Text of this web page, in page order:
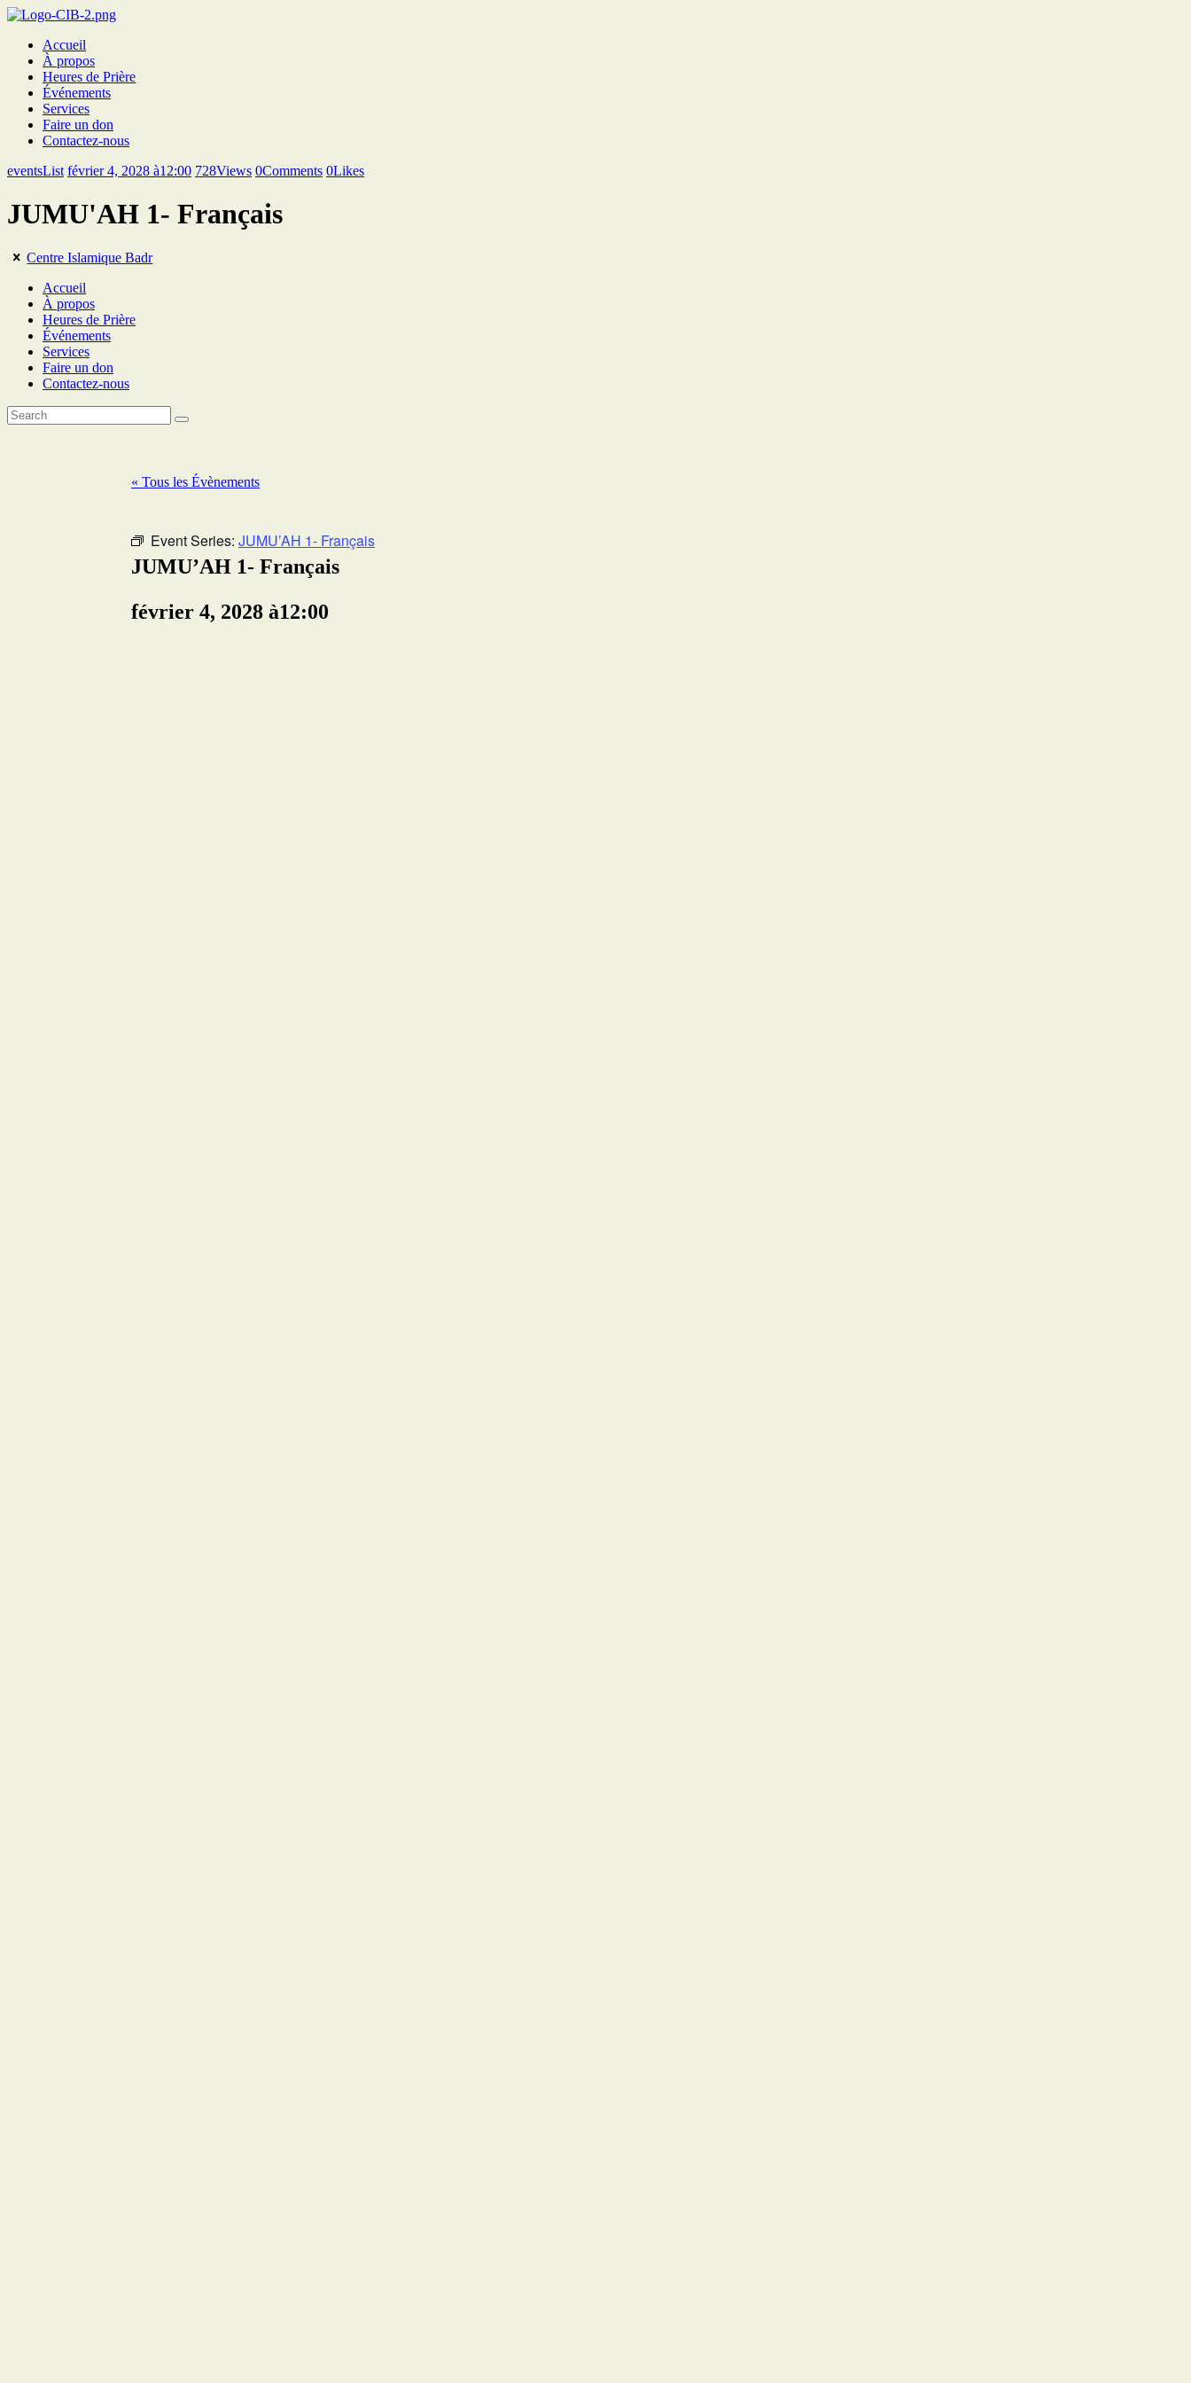
Accueil
À propos
Heures de Prière
Événements
Services
Faire un don
Contactez-nous
eventsList février 4, 2028 à12:00 728Views 0Comments 0Likes
JUMU'AH 1- Français
Centre Islamique Badr
Accueil
À propos
Heures de Prière
Événements
Services
Faire un don
Contactez-nous
« Tous les Évènements
Event Series: JUMU’AH 1- Français
JUMU’AH 1- Français
février 4, 2028 à12:00